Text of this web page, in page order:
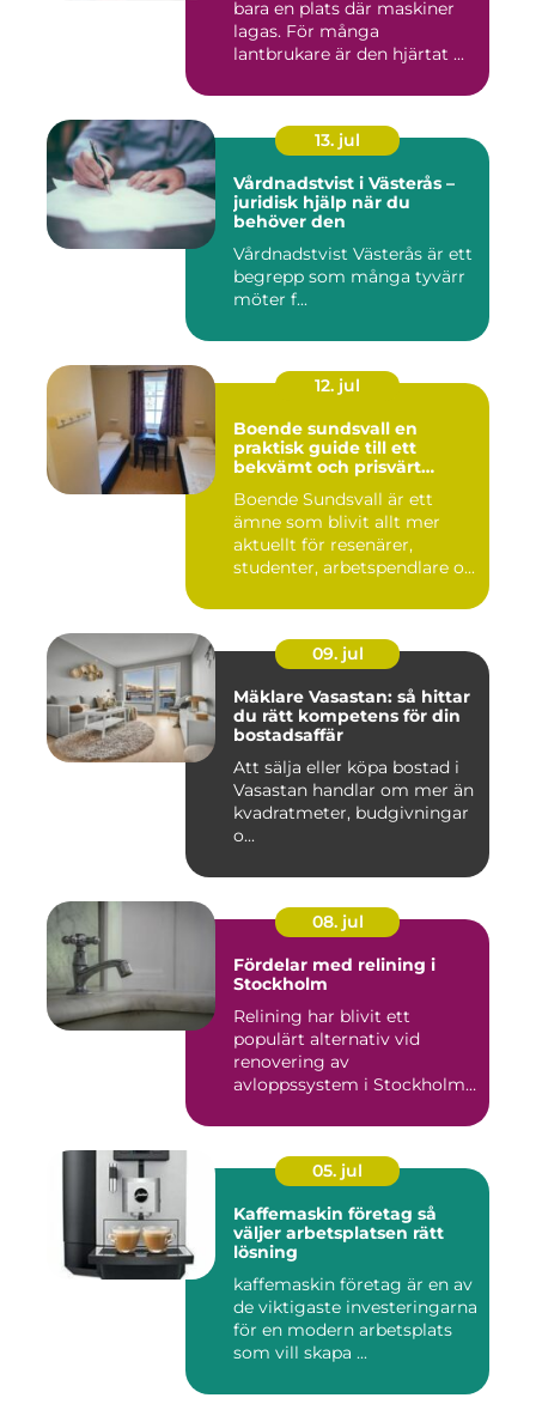
bara en plats där maskiner
lagas. För många
lantbrukare är den hjärtat ...
13. jul
Vårdnadstvist i Västerås –
juridisk hjälp när du
behöver den
Vårdnadstvist Västerås är ett
begrepp som många tyvärr
möter f...
12. jul
Boende sundsvall en
praktisk guide till ett
bekvämt och prisvärt
Boende Sundsvall är ett
ämne som blivit allt mer
aktuellt för resenärer,
studenter, arbetspendlare o...
09. jul
Mäklare Vasastan: så hittar
du rätt kompetens för din
bostadsaffär
Att sälja eller köpa bostad i
Vasastan handlar om mer än
kvadratmeter, budgivningar
o...
08. jul
Fördelar med relining i
Stockholm
Relining har blivit ett
populärt alternativ vid
renovering av
avloppssystem i Stockholm.
05. jul
Kaffemaskin företag så
väljer arbetsplatsen rätt
lösning
kaffemaskin företag är en av
de viktigaste investeringarna
för en modern arbetsplats
som vill skapa ...